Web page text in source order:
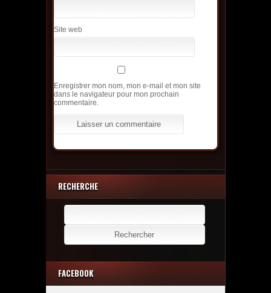
Site web
Enregistrer mon nom, mon e-mail et mon site
dans le navigateur pour mon prochain
commentaire.
RECHERCHE
Rechercher :
FACEBOOK